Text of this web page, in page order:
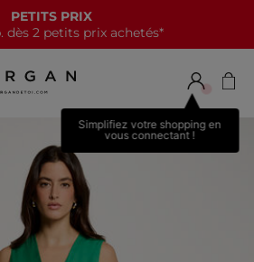
PETITS PRIX
dès 2 petits prix achetés*
Simplifiez votre shopping en
vous connectant !